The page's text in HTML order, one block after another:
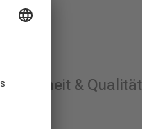
Sicherheit & Qualität